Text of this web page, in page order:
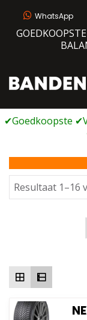
WhatsApp
Resultaat 1–16